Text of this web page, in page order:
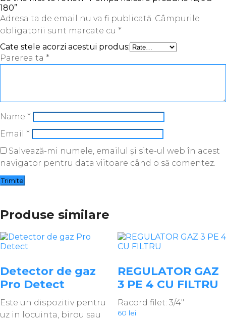
180”
Adresa ta de email nu va fi publicată. Câmpurile
obligatorii sunt marcate cu *
Cate stele acorzi acestui produs:
Parerea ta *
Name *
Email *
Salvează-mi numele, emailul și site-ul web în acest
navigator pentru data viitoare când o să comentez.
Produse similare
Detector de gaz
Pro Detect
Este un dispozitiv pentru
uz in locuinta, birou sau
REGULATOR GAZ
3 PE 4 CU FILTRU
Racord filet: 3/4″
60 lei